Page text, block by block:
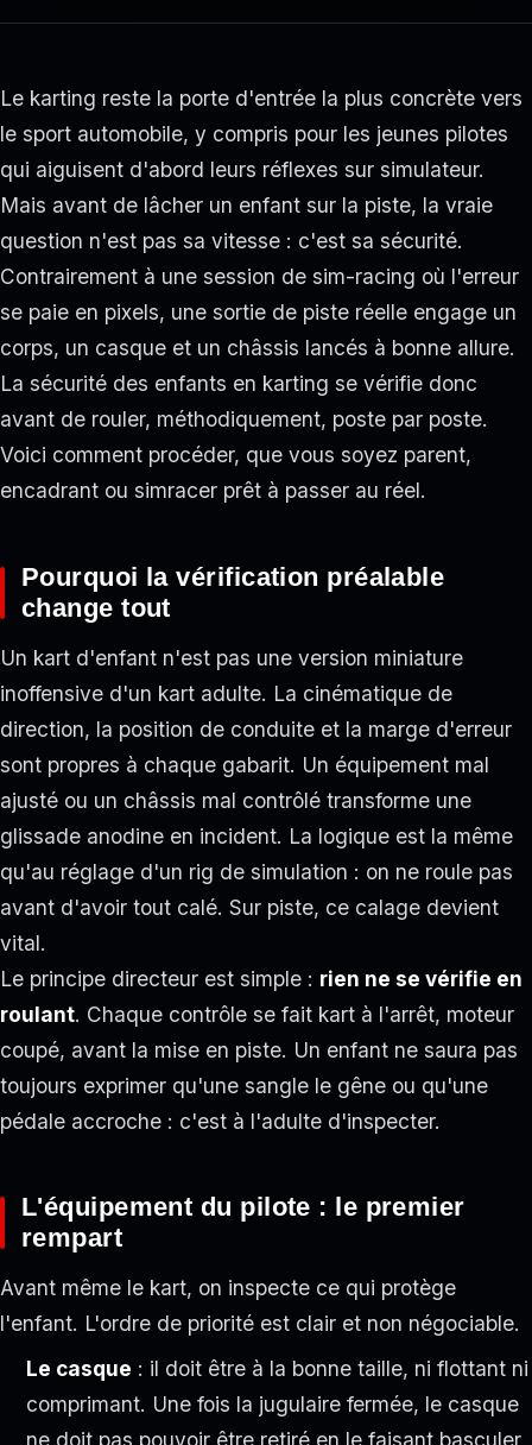
Le karting reste la porte d'entrée la plus concrète vers
le sport automobile, y compris pour les jeunes pilotes
qui aiguisent d'abord leurs réflexes sur simulateur.
Mais avant de lâcher un enfant sur la piste, la vraie
question n'est pas sa vitesse : c'est sa sécurité.
Contrairement à une session de sim-racing où l'erreur
se paie en pixels, une sortie de piste réelle engage un
corps, un casque et un châssis lancés à bonne allure.
La sécurité des enfants en karting se vérifie donc
avant de rouler, méthodiquement, poste par poste.
Voici comment procéder, que vous soyez parent,
encadrant ou simracer prêt à passer au réel.
Pourquoi la vérification préalable
change tout
Un kart d'enfant n'est pas une version miniature
inoffensive d'un kart adulte. La cinématique de
direction, la position de conduite et la marge d'erreur
sont propres à chaque gabarit. Un équipement mal
ajusté ou un châssis mal contrôlé transforme une
glissade anodine en incident. La logique est la même
qu'au réglage d'un rig de simulation : on ne roule pas
avant d'avoir tout calé. Sur piste, ce calage devient
vital.
Le principe directeur est simple : rien ne se vérifie en
roulant. Chaque contrôle se fait kart à l'arrêt, moteur
coupé, avant la mise en piste. Un enfant ne saura pas
toujours exprimer qu'une sangle le gêne ou qu'une
pédale accroche : c'est à l'adulte d'inspecter.
L'équipement du pilote : le premier
rempart
Avant même le kart, on inspecte ce qui protège
l'enfant. L'ordre de priorité est clair et non négociable.
Le casque : il doit être à la bonne taille, ni flottant ni
comprimant. Une fois la jugulaire fermée, le casque
ne doit pas pouvoir être retiré en le faisant basculer